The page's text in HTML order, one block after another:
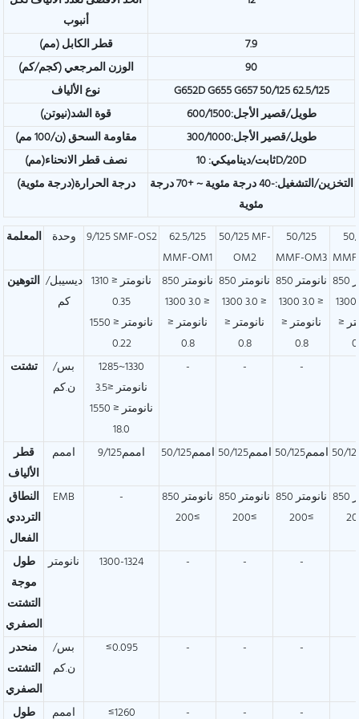
أنبوب
قطر الكابل (مم)
7.9
الوزن المرجعي (كجم/كم)
90
نوع الألياف
G652D G655 G657 50/125 62.5/125
قوة الشد(نيوتن)
طويل/قصير الأجل:600/1500
مقاومة السحق (ن/100 مم)
طويل/قصير الأجل:300/1000
نصف قطر الانحناء(مم)
ثابت/ديناميكي: 10D/20D
درجة الحرارة(درجة مئوية)
التخزين/التشغيل:-40 درجة مئوية ~ +70 درجة
مئوية
المعلمة
وحدة 9/125 SMF-OS2
62.5/125
MMF-OM1
50/125 MF-
OM2
50/125
MMF-OM3
التوهين ديسيبل/
كم
1310 نانومتر ≤
0.35
1550 نانومتر ≤
0.22
850 نانومتر
≤ 3.0 1300
نانومتر ≤
0.8
850 نانومتر
≤ 3.0 1300
نانومتر ≤
0.8
850 نانومتر
≤ 3.0 1300
نانومتر ≤
0.8
850 نانومتر
≤ 3.0 1300
≤
تشتت
بس/
ن.كم
1285~1330
نانومتر ≤3.5
1550 نانومتر ≤
18.0
- - -
قطر
الألياف
اممم اممم9/125 اممم50/125 اممم50/125 اممم50/125
النطاق
الترددي
الفعال
EMB -
850 نانومتر
≥200
850 نانومتر
≥200
850 نانومتر
≥200
850 نانومتر
طول
موجة
التشتت
الصفري
نانومتر 1300-1324 - - -
منحدر
التشتت
الصفري
بس/
ن.كم
≤0.095 - - -
طول
اممم ≤1260 - - -